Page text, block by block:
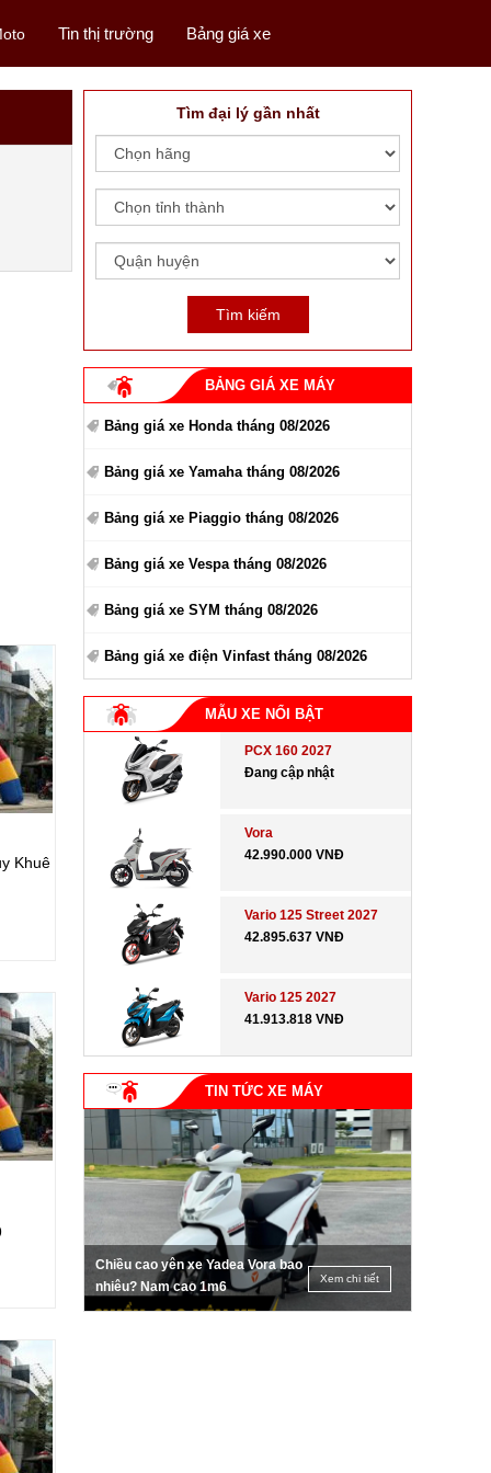
Tin thị trường Bảng giá xe
Khuê
Tìm đại lý gần nhất
BẢNG GIÁ XE MÁY
Bảng giá xe Honda tháng 08/2026
Bảng giá xe Yamaha tháng 08/2026
Bảng giá xe Piaggio tháng 08/2026
Bảng giá xe Vespa tháng 08/2026
Bảng giá xe SYM tháng 08/2026
Bảng giá xe điện Vinfast tháng 08/2026
MẪU XE NỔI BẬT
PCX 160 2027
Đang cập nhật
Vora
42.990.000 VNĐ
Vario 125 Street 2027
42.895.637 VNĐ
Vario 125 2027
41.913.818 VNĐ
TIN TỨC XE MÁY
Chiều cao yên xe Yadea Vora bao
nhiêu? Nam cao 1m6
Xem chi tiết